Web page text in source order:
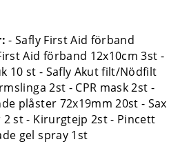
- Safly First Aid förband
Aid förband 12x10cm 3st -
10 st - Safly Akut filt/Nödfilt
2st - CPR mask 2st -
plåster 72x19mm 20st - Sax
2 st - Kirurgtejp 2st - Pincett
gel spray 1st